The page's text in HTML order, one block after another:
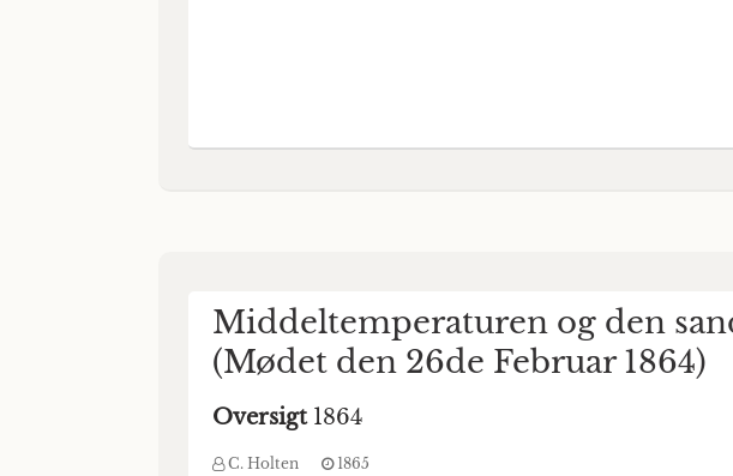
Middeltemperaturen og den
(Mødet den 26de Februar 1864)
Oversigt 1864
C. Holten 1865